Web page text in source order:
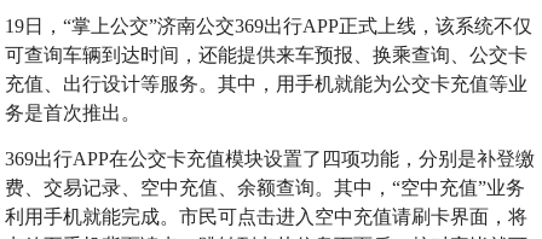
19日，“掌上公交”济南公交369出行APP正式上线，该系统不仅
可查询车辆到达时间，还能提供来车预报、换乘查询、公交卡
充值、出行设计等服务。其中，用手机就能为公交卡充值等业
务是首次推出。
369出行APP在公交卡充值模块设置了四项功能，分别是补登缴
费、交易记录、空中充值、余额查询。其中，“空中充值”业务
利用手机就能完成。市民可点击进入空中充值请刷卡界面，将